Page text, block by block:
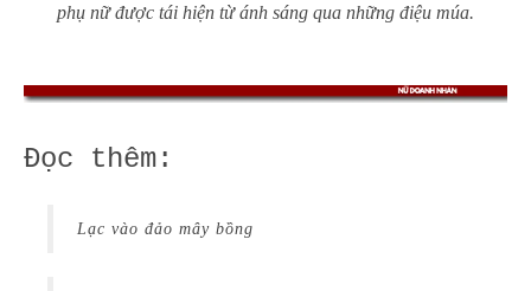
phụ nữ được tái hiện từ ánh sáng qua những điệu múa.
Đọc thêm:
Lạc vào đảo mây bồng